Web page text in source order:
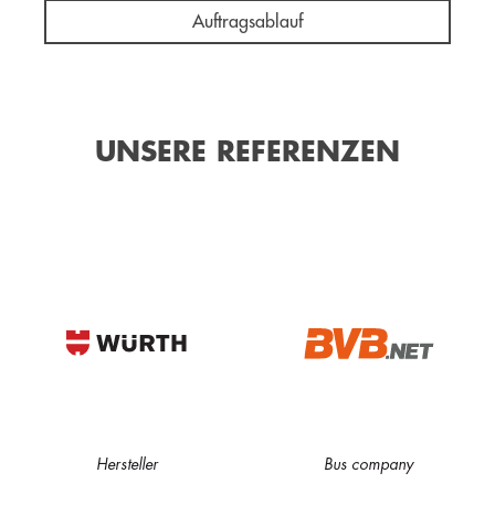
Auftragsablauf
UNSERE REFERENZEN
Hersteller Bus company